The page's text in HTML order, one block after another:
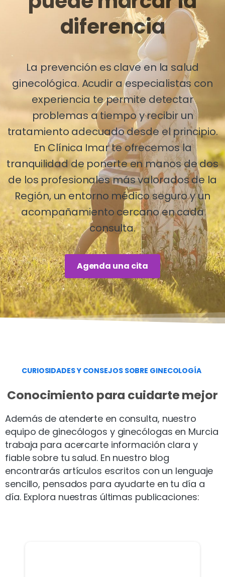
diferencia
La prevención es clave en la salud
ginecológica. Acudir a especialistas con
experiencia te permite detectar
problemas a tiempo y recibir un
tratamiento adecuado desde el principio.
En Clínica Imar te ofrecemos la
tranquilidad de ponerte en manos de dos
de los profesionales más valorados de la
Región, un entorno médico seguro y un
acompañamiento cercano en cada
consulta.
Agenda una cita
CURIOSIDADES Y CONSEJOS SOBRE GINECOLOGÍA
Conocimiento para cuidarte mejor
Además de atenderte en consulta, nuestro
equipo de ginecólogos y ginecólogas en Murcia
trabaja para acercarte información clara y
fiable sobre tu salud. En nuestro blog
encontrarás artículos escritos con un lenguaje
sencillo, pensados para ayudarte en tu día a
día. Explora nuestras últimas publicaciones: